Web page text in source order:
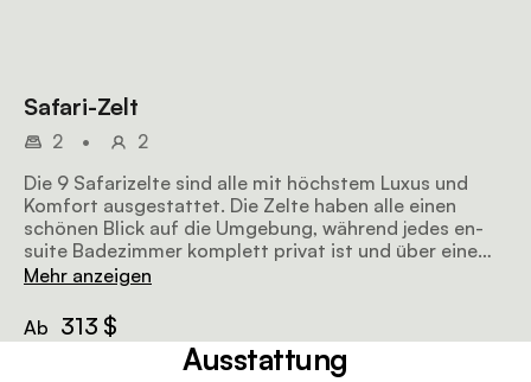
Safari-Zelt
2 •
2
Die 9 Safarizelte sind alle mit höchstem Luxus und
Komfort ausgestattet. Die Zelte haben alle einen
schönen Blick auf die Umgebung, während jedes en-
suite Badezimmer komplett privat ist und über eine
Dusche und Toilette verfügt. Zu den weiteren
Safe.
Mehr anzeigen
Ab 313 $
Ausstattung